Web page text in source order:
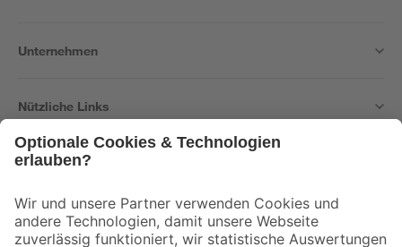
Unternehmen
Nützliche Links
Der toom Newsletter: Keine Angebote und Aktionen mehr verpassen!
Zur Newsletter Anmeldung